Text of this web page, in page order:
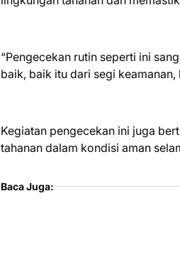
“Pengecekan rutin seperti ini
baik, baik itu dari segi keamanan,
Kegiatan pengecekan ini juga
tahanan dalam kondisi aman
Baca Juga: